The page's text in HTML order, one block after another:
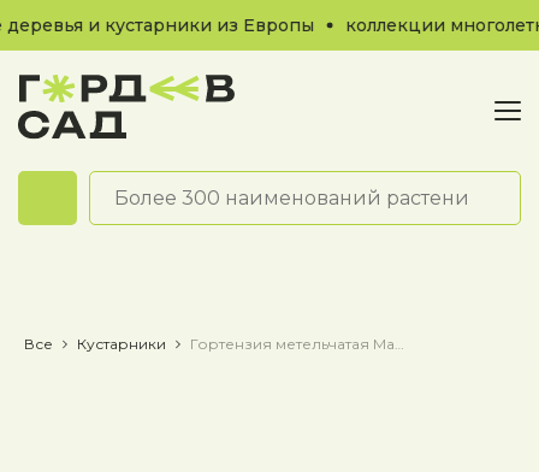
и кустарники из Европы коллекции
Обратный звонок
Все Кустарники Гортензия метельчатая Magical Vesuvio / Мэджикал Везиввио